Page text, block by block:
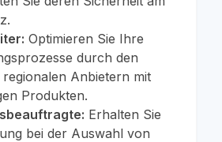
Optimieren Sie Ihre
durch den
Anbietern mit
Produkten.
Erhalten Sie
bei der Auswahl von